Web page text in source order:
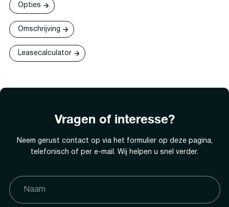
Opties
Omschrijving
Leasecalculator
Vragen of interesse?
Neem gerust contact op via het formulier op deze pagina,
telefonisch of per e-mail. Wij helpen u snel verder.